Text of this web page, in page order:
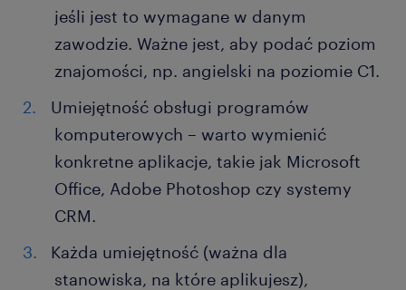
jeśli jest to wymagane w danym
zawodzie. Ważne jest, aby podać poziom
znajomości, np. angielski na poziomie C1.
Umiejętność obsługi programów
komputerowych – warto wymienić
konkretne aplikacje, takie jak Microsoft
Office, Adobe Photoshop czy systemy
CRM.
Każda umiejętność (ważna dla
stanowiska, na które aplikujesz),